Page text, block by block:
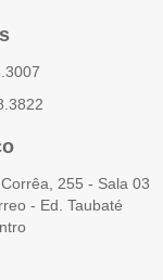
255 - Sala 03
- Ed. Taubaté